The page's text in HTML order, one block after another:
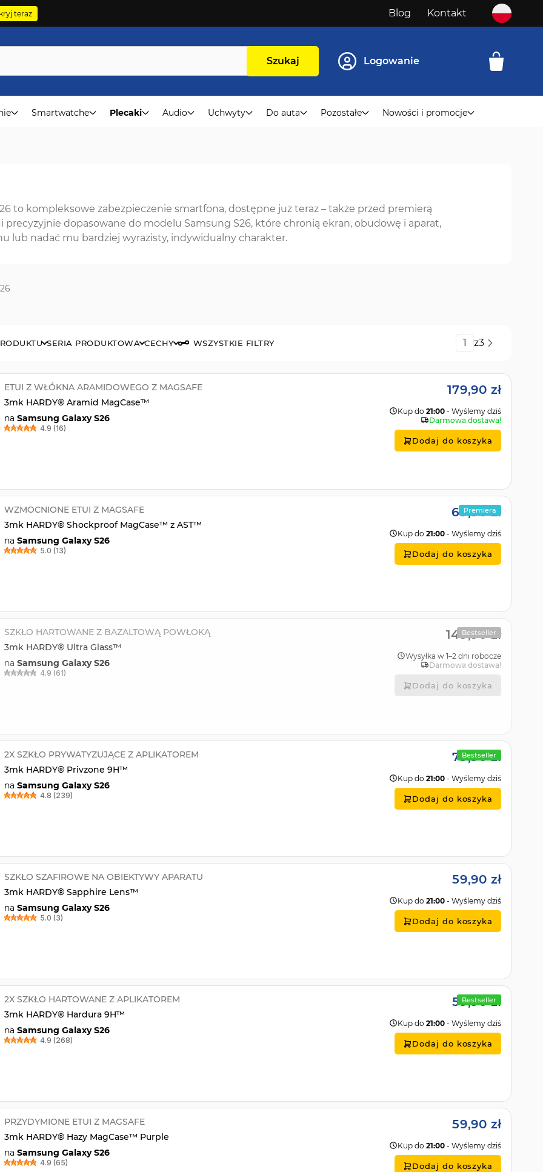
teraz Blog Kontakt
Szukaj Logowanie
Smartwatche Plecaki Audio Uchwyty Do auta Pozostałe Nowości i promocje
to kompleksowe zabezpieczenie smartfona, dostępne już teraz – także przed premierą
precyzyjnie dopasowane do modelu Samsung S26, które chronią ekran, obudowę i aparat,
lub nadać mu bardziej wyrazisty, indywidualny charakter.
SERIA PRODUKTOWA CECHY WSZYSTKIE FILTRY Strona
z3
ETUI Z WŁÓKNA ARAMIDOWEGO Z MAGSAFE
3mk HARDY® Aramid MagCase™
na Samsung Galaxy S26
4.9 (16)
179,90 zł
Kup do 21:00 - Wyślemy dziś
Darmowa dostawa!
Dodaj do koszyka
WZMOCNIONE ETUI Z MAGSAFE
3mk HARDY® Shockproof MagCase™ z AST™
na Samsung Galaxy S26
5.0 (13)
Premiera
69,90 zł
Kup do 21:00 - Wyślemy dziś
Dodaj do koszyka
SZKŁO HARTOWANE Z BAZALTOWĄ POWŁOKĄ
3mk HARDY® Ultra Glass™
na Samsung Galaxy S26
4.9 (61)
Bestseller
149,90 zł
Wysyłka w 1–2 dni robocze
Darmowa dostawa!
Dodaj do koszyka
2X SZKŁO PRYWATYZUJĄCE Z APLIKATOREM
3mk HARDY® Privzone 9H™
na Samsung Galaxy S26
4.8 (239)
Bestseller
79,90 zł
Kup do 21:00 - Wyślemy dziś
Dodaj do koszyka
SZKŁO SZAFIROWE NA OBIEKTYWY APARATU
3mk HARDY® Sapphire Lens™
na Samsung Galaxy S26
5.0 (3)
59,90 zł
Kup do 21:00 - Wyślemy dziś
Dodaj do koszyka
2X SZKŁO HARTOWANE Z APLIKATOREM
3mk HARDY® Hardura 9H™
na Samsung Galaxy S26
4.9 (268)
Bestseller
59,90 zł
Kup do 21:00 - Wyślemy dziś
Dodaj do koszyka
PRZYDYMIONE ETUI Z MAGSAFE
3mk HARDY® Hazy MagCase™ Purple
na Samsung Galaxy S26
4.9 (65)
59,90 zł
Kup do 21:00 - Wyślemy dziś
Dodaj do koszyka